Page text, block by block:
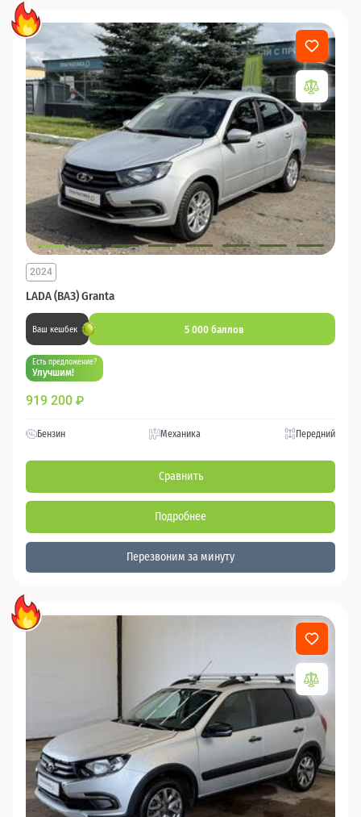
LADA (ВАЗ) Granta
2024
Ваш кешбек 5 000 баллов
Есть предложение?
Улучшим!
919 200 ₽
Бензин Механика Передний
Сравнить
Подробнее
Перезвоним за минуту